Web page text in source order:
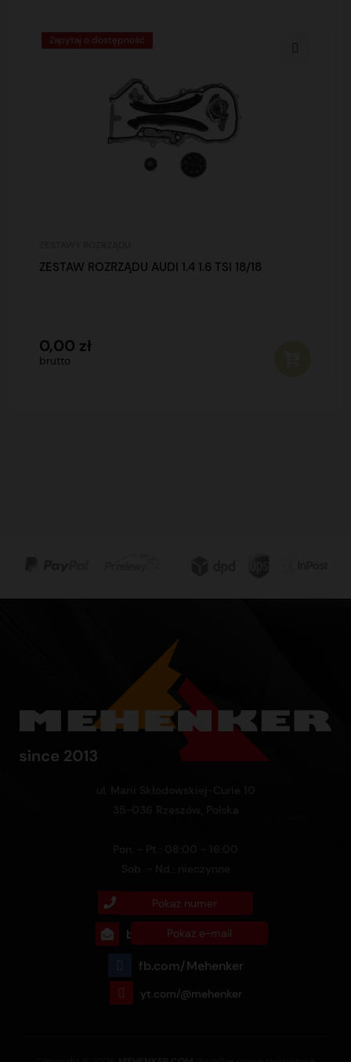
Zapytaj o dostępność
ZESTAW ROZRZĄDU AUDI 1.4 1.6 TSI 18/18
0,00 zł
brutto
Pokaż numer
+48 732 760 770
Pokaż e-mail
biuro@mehenker.com
fb.com/Mehenker
yt.com/@mehenker